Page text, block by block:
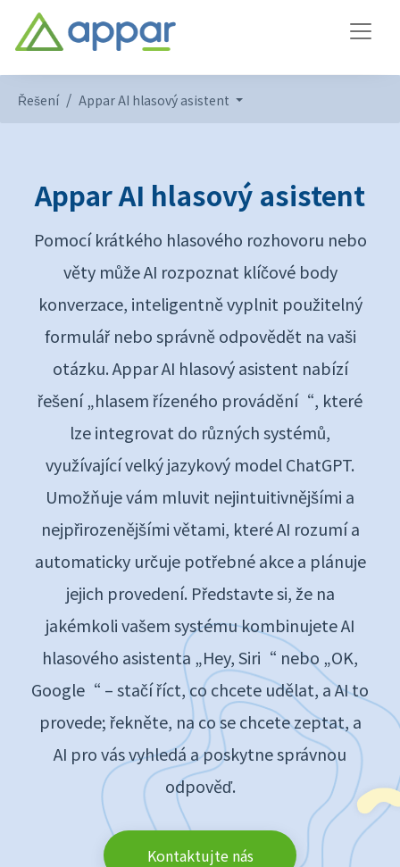
Řešení Appar AI hlasový asistent
Appar AI hlasový asistent
Pomocí krátkého hlasového rozhovoru nebo
věty může AI rozpoznat klíčové body
konverzace, inteligentně vyplnit použitelný
formulář nebo správně odpovědět na vaši
otázku. Appar AI hlasový asistent nabízí
řešení „hlasem řízeného provádění“, které
lze integrovat do různých systémů,
využívající velký jazykový model ChatGPT.
Umožňuje vám mluvit nejintuitivnějšími a
nejpřirozenějšími větami, které AI rozumí a
automaticky určuje potřebné akce a plánuje
jejich provedení. Představte si, že na
jakémkoli vašem systému kombinujete AI
hlasového asistenta „Hey, Siri“ nebo „OK,
Google“ – stačí říct, co chcete udělat, a AI to
provede; řekněte, na co se chcete zeptat, a
AI pro vás vyhledá a poskytne správnou
odpověď.
Kontaktujte nás